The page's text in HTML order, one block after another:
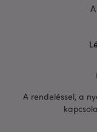
A rendeléssel, a